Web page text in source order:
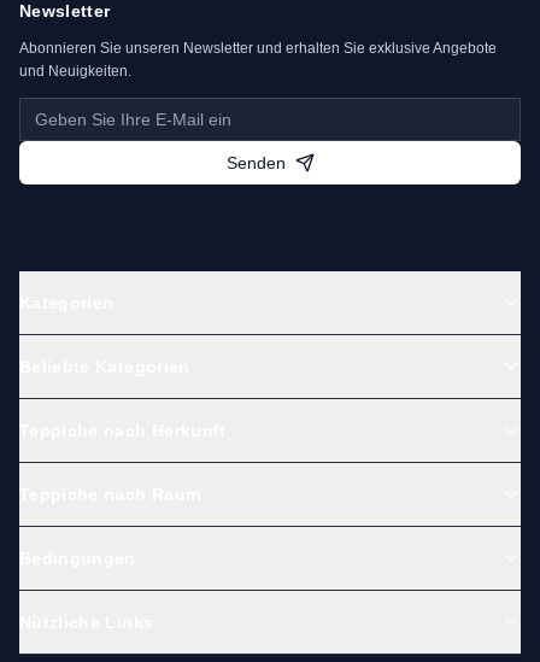
Newsletter
Abonnieren Sie unseren Newsletter und erhalten Sie exklusive Angebote
und Neuigkeiten.
Senden